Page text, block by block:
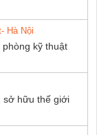
Hà Nội
kỹ thuật
sở hữu thế giới